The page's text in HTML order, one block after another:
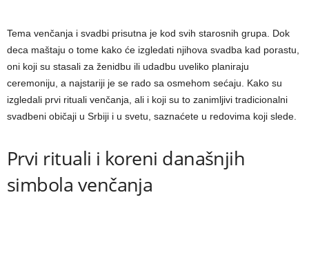
Tema venčanja i svadbi prisutna je kod svih starosnih grupa. Dok
deca maštaju o tome kako će izgledati njihova svadba kad porastu,
oni koji su stasali za ženidbu ili udadbu uveliko planiraju
ceremoniju, a najstariji je se rado sa osmehom sećaju. Kako su
izgledali prvi rituali venčanja, ali i koji su to zanimljivi tradicionalni
svadbeni običaji u Srbiji i u svetu, saznaćete u redovima koji slede.
Prvi rituali i koreni današnjih
simbola venčanja